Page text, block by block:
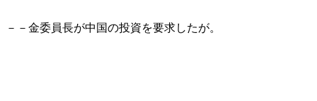
－－金委員長が中国の投資を要求したが。